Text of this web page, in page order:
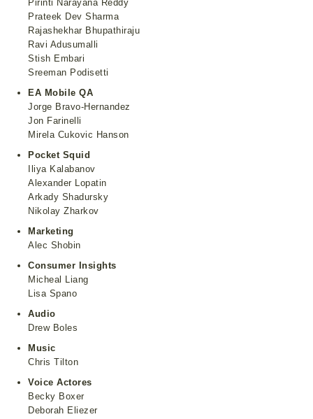
Pirinti Narayana Reddy
Prateek Dev Sharma
Rajashekhar Bhupathiraju
Ravi Adusumalli
Stish Embari
Sreeman Podisetti
EA Mobile QA
Jorge Bravo-Hernandez
Jon Farinelli
Mirela Cukovic Hanson
Pocket Squid
Iliya Kalabanov
Alexander Lopatin
Arkady Shadursky
Nikolay Zharkov
Marketing
Alec Shobin
Consumer Insights
Micheal Liang
Lisa Spano
Audio
Drew Boles
Music
Chris Tilton
Voice Actores
Becky Boxer
Deborah Eliezer